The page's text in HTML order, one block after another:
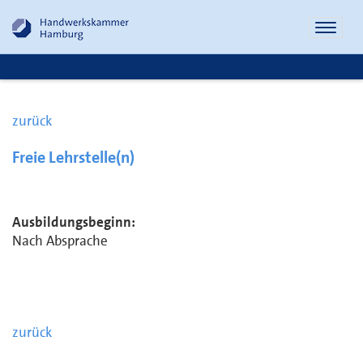
zurück
Freie Lehrstelle(n)
Ausbildungsbeginn:
Nach Absprache
zurück